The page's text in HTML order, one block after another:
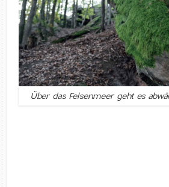
Über das Felsenmeer geht es